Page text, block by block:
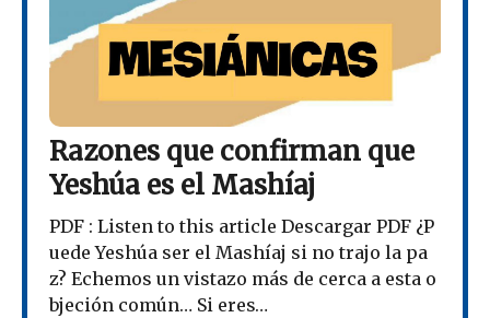
Razones que confirman que
Yeshúa es el Mashíaj
PDF : Listen to this article Descargar PDF ¿P
uede Yeshúa ser el Mashíaj si no trajo la pa
z? Echemos un vistazo más de cerca a esta o
bjeción común… Si eres…